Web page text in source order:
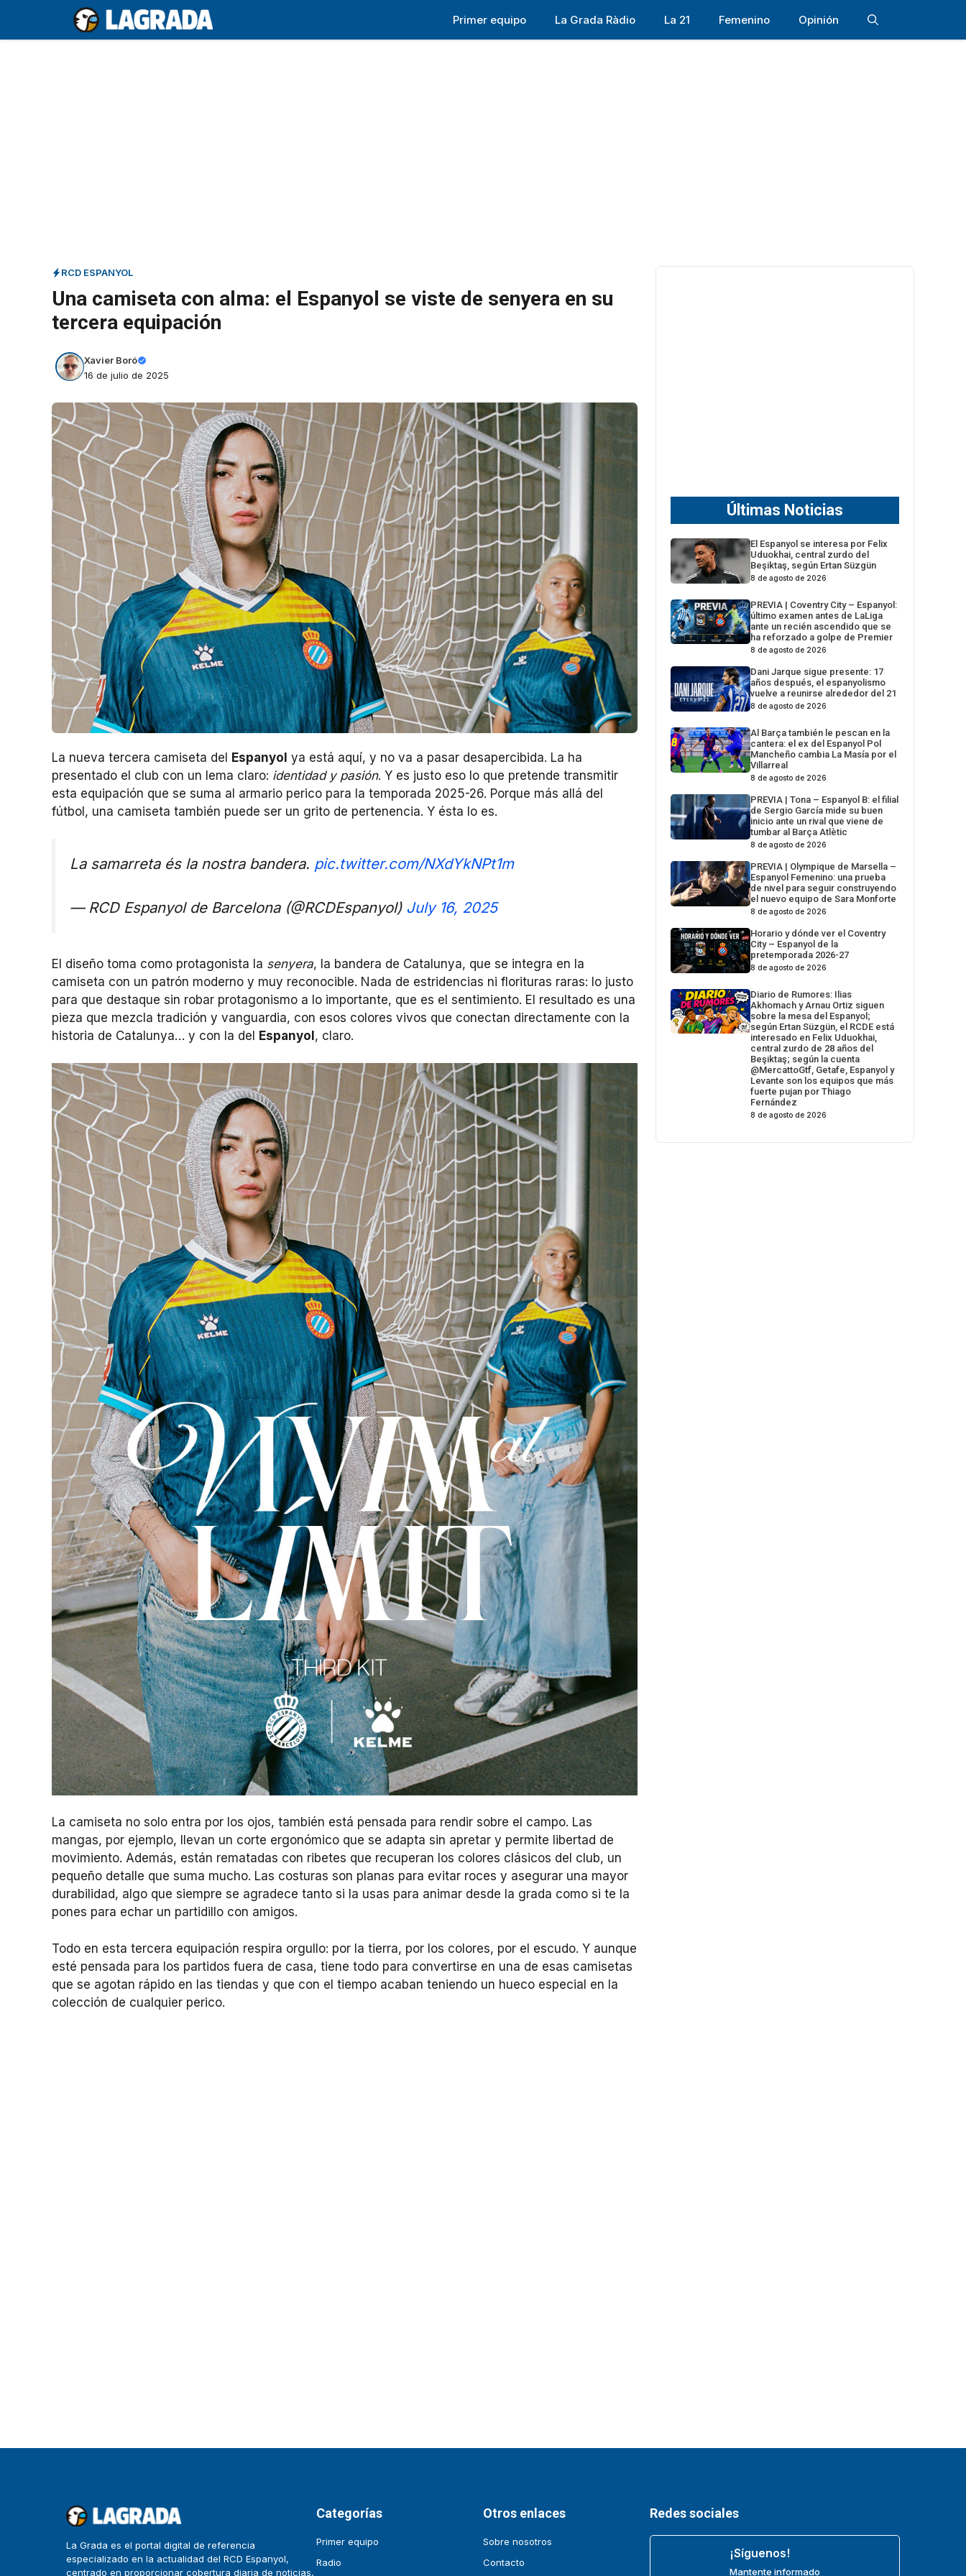
contenido
Primer equipo La Grada Ràdio La 21 Femenino Opinión
RCD ESPANYOL
Una camiseta con alma: el Espanyol se viste de senyera en su
tercera equipación
Xavier Boró
16 de julio de 2025
La nueva tercera camiseta del Espanyol ya está aquí, y no va a pasar desapercibida. La ha
presentado el club con un lema claro: identidad y pasión. Y es justo eso lo que pretende transmitir
esta equipación que se suma al armario perico para la temporada 2025-26. Porque más allá del
fútbol, una camiseta también puede ser un grito de pertenencia. Y ésta lo es.
La samarreta és la nostra bandera. pic.twitter.com/NXdYkNPt1m
— RCD Espanyol de Barcelona (@RCDEspanyol) July 16, 2025
El diseño toma como protagonista la senyera, la bandera de Catalunya, que se integra en la
camiseta con un patrón moderno y muy reconocible. Nada de estridencias ni florituras raras: lo justo
para que destaque sin robar protagonismo a lo importante, que es el sentimiento. El resultado es una
pieza que mezcla tradición y vanguardia, con esos colores vivos que conectan directamente con la
historia de Catalunya… y con la del Espanyol, claro.
La camiseta no solo entra por los ojos, también está pensada para rendir sobre el campo. Las
mangas, por ejemplo, llevan un corte ergonómico que se adapta sin apretar y permite libertad de
movimiento. Además, están rematadas con ribetes que recuperan los colores clásicos del club, un
pequeño detalle que suma mucho. Las costuras son planas para evitar roces y asegurar una mayor
durabilidad, algo que siempre se agradece tanto si la usas para animar desde la grada como si te la
pones para echar un partidillo con amigos.
Todo en esta tercera equipación respira orgullo: por la tierra, por los colores, por el escudo. Y aunque
esté pensada para los partidos fuera de casa, tiene todo para convertirse en una de esas camisetas
que se agotan rápido en las tiendas y que con el tiempo acaban teniendo un hueco especial en la
colección de cualquier perico.
Últimas Noticias
El Espanyol se interesa por Felix
Uduokhai, central zurdo del
Beşiktaş, según Ertan Süzgün
8 de agosto de 2026
PREVIA | Coventry City – Espanyol:
último examen antes de LaLiga
ante un recién ascendido que se
ha reforzado a golpe de Premier
8 de agosto de 2026
Dani Jarque sigue presente: 17
años después, el espanyolismo
vuelve a reunirse alrededor del 21
8 de agosto de 2026
Al Barça también le pescan en la
cantera: el ex del Espanyol Pol
Mancheño cambia La Masía por el
Villarreal
8 de agosto de 2026
PREVIA | Tona – Espanyol B: el filial
de Sergio García mide su buen
inicio ante un rival que viene de
tumbar al Barça Atlètic
8 de agosto de 2026
PREVIA | Olympique de Marsella –
Espanyol Femenino: una prueba
de nivel para seguir construyendo
el nuevo equipo de Sara Monforte
8 de agosto de 2026
Horario y dónde ver el Coventry
City – Espanyol de la
pretemporada 2026-27
8 de agosto de 2026
Diario de Rumores: Ilias
Akhomach y Arnau Ortiz siguen
sobre la mesa del Espanyol;
según Ertan Süzgün, el RCDE está
interesado en Felix Uduokhai,
central zurdo de 28 años del
Beşiktaş; según la cuenta
@MercattoGtf, Getafe, Espanyol y
Levante son los equipos que más
fuerte pujan por Thiago
Fernández
8 de agosto de 2026
La Grada es el portal digital de referencia
especializado en la actualidad del RCD Espanyol,
centrado en proporcionar cobertura diaria de noticias,
Categorías
Primer equipo
Radio
Otros enlaces
Sobre nosotros
Contacto
Redes sociales
¡Síguenos!
Mantente informado